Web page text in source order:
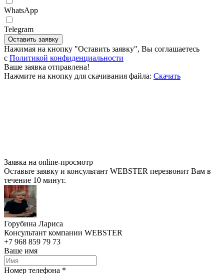
WhatsApp
Telegram
Оставить заявку
Нажимая на кнопку "Оставить заявку", Вы соглашаетесь
c Политикой конфиденциальности
Ваше заявка отправлена!
Нажмите на кнопку для скачивания файла: Скачать
Заявка на online-просмотр
Оставьте заявку и консультант WEBSTER перезвонит Вам в
течение 10 минут.
Горубина Лариса
Консультант компании WEBSTER
+7 968 859 79 73
Ваше имя
Номер телефона *